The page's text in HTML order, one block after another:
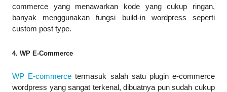
commerce yang menawarkan kode yang cukup ringan,
banyak menggunakan fungsi build-in wordpress seperti
custom post type.
4. WP E-Commerce
WP E-commerce termasuk salah satu plugin e-commerce
wordpress yang sangat terkenal, dibuatnya pun sudah cukup